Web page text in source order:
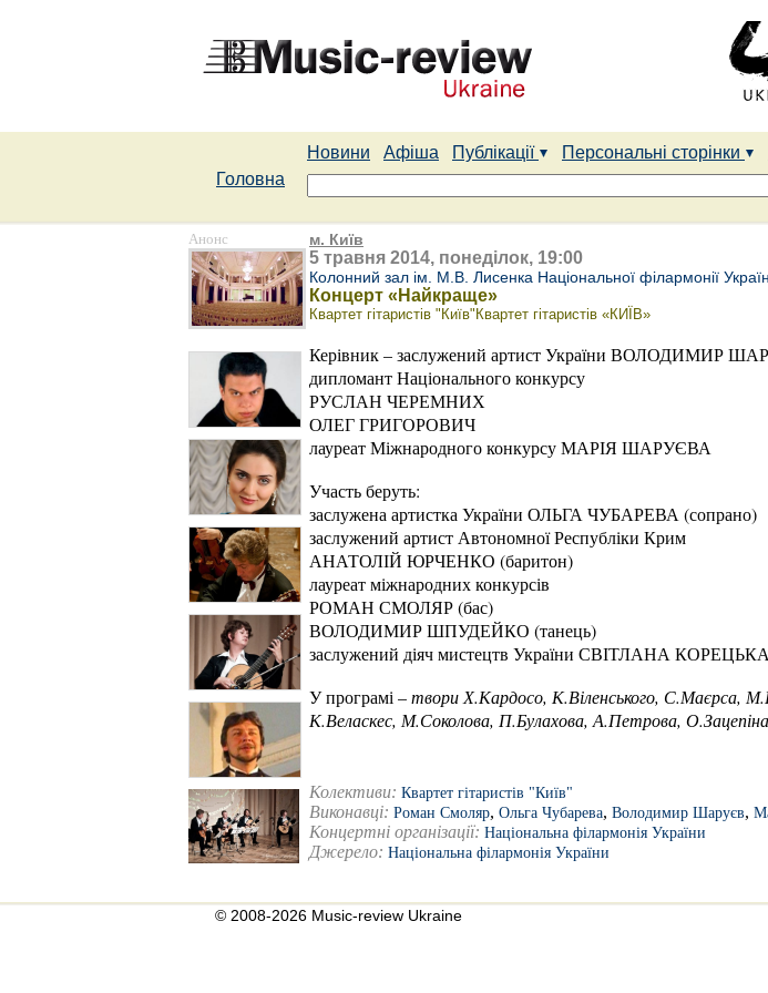
Новини Афіша Публікації Персональні сторінки
Головна
Анонс м. Київ
5 травня 2014, понеділок, 19:00
Колонний зал ім. М.В. Лисенка Національної філармонії
Концерт «Найкраще»
Квартет гітаристів "Київ"Квартет гітаристів «КИЇВ»
Керівник – заслужений артист України ВОЛОДИМИР
дипломант Національного конкурсу
РУСЛАН ЧЕРЕМНИХ
ОЛЕГ ГРИГОРОВИЧ
лауреат Міжнародного конкурсу МАРІЯ ШАРУЄВА
Участь беруть:
заслужена артистка України ОЛЬГА ЧУБАРЕВА (сопрано)
заслужений артист Автономної Республіки Крим
АНАТОЛІЙ ЮРЧЕНКО (баритон)
лауреат міжнародних конкурсів
РОМАН СМОЛЯР (бас)
ВОЛОДИМИР ШПУДЕЙКО (танець)
заслужений діяч мистецтв України СВІТЛАНА
У програмі –твори Х.Кардосо, К.Віленського, С.Маєрса,
К.Веласкес, М.Соколова, П.Булахова, А.Петрова,
Колективи: Квартет гітаристів "Київ"
Виконавці: Роман Смоляр, Ольга Чубарева, Володимир Шаруєв,
Концертні організації: Національна філармонія України
Джерело: Національна філармонія України
© 2008-2026 Music-review Ukraine